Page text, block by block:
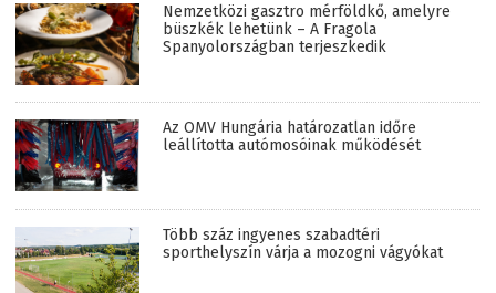
Nemzetközi gasztro mérföldkő, amelyre
büszkék lehetünk – A Fragola
Spanyolországban terjeszkedik
Az OMV Hungária határozatlan időre
leállította autómosóinak működését
Több száz ingyenes szabadtéri
sporthelyszín várja a mozogni vágyókat